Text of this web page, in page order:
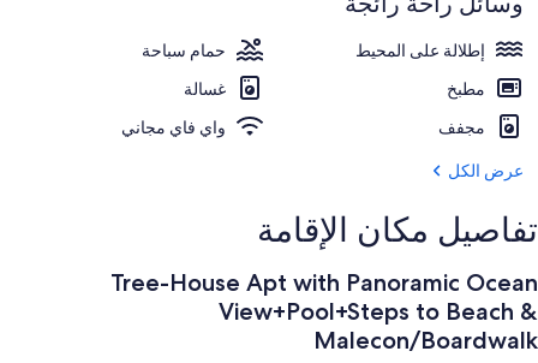
إطلالة على المحيط
حمام سباحة
مطبخ
غسالة
مجفف
واي فاي مجاني
عرض الكل
تفاصيل مكان الإقامة
Tree-House Apt with Panoramic Ocean
View+Pool+Steps to Beach &
Malecon/Boardwalk